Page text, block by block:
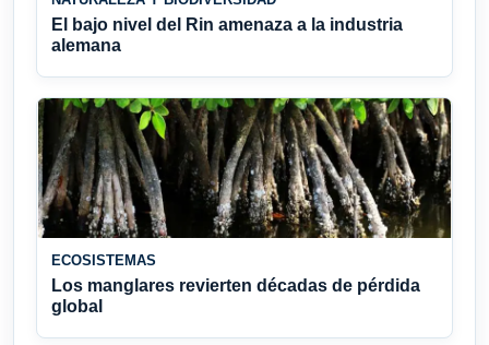
El bajo nivel del Rin amenaza a la industria
alemana
ECOSISTEMAS
Los manglares revierten décadas de pérdida
global